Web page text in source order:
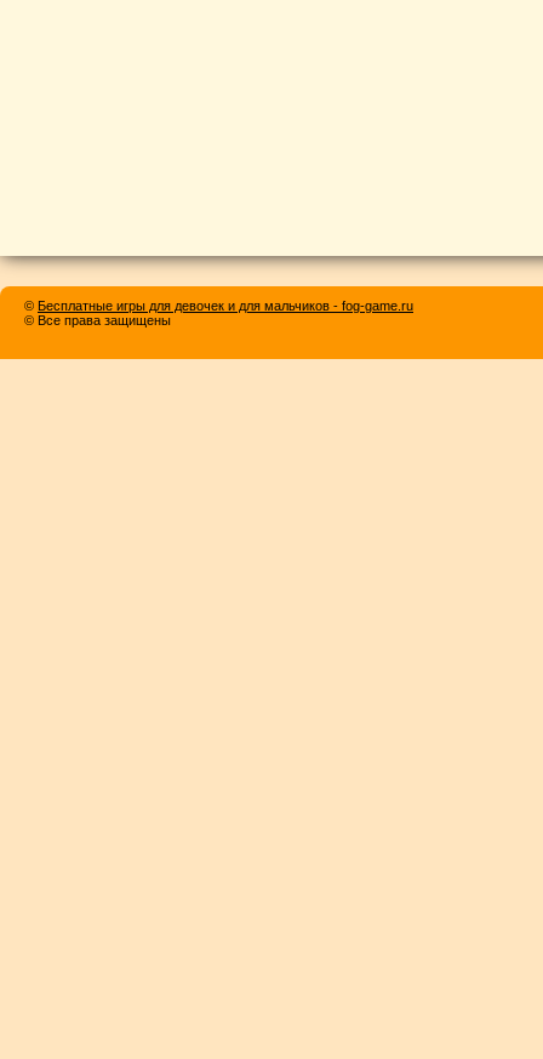
© Бесплатные игры для девочек и для мальчиков - fog-game.ru
© Все права защищены